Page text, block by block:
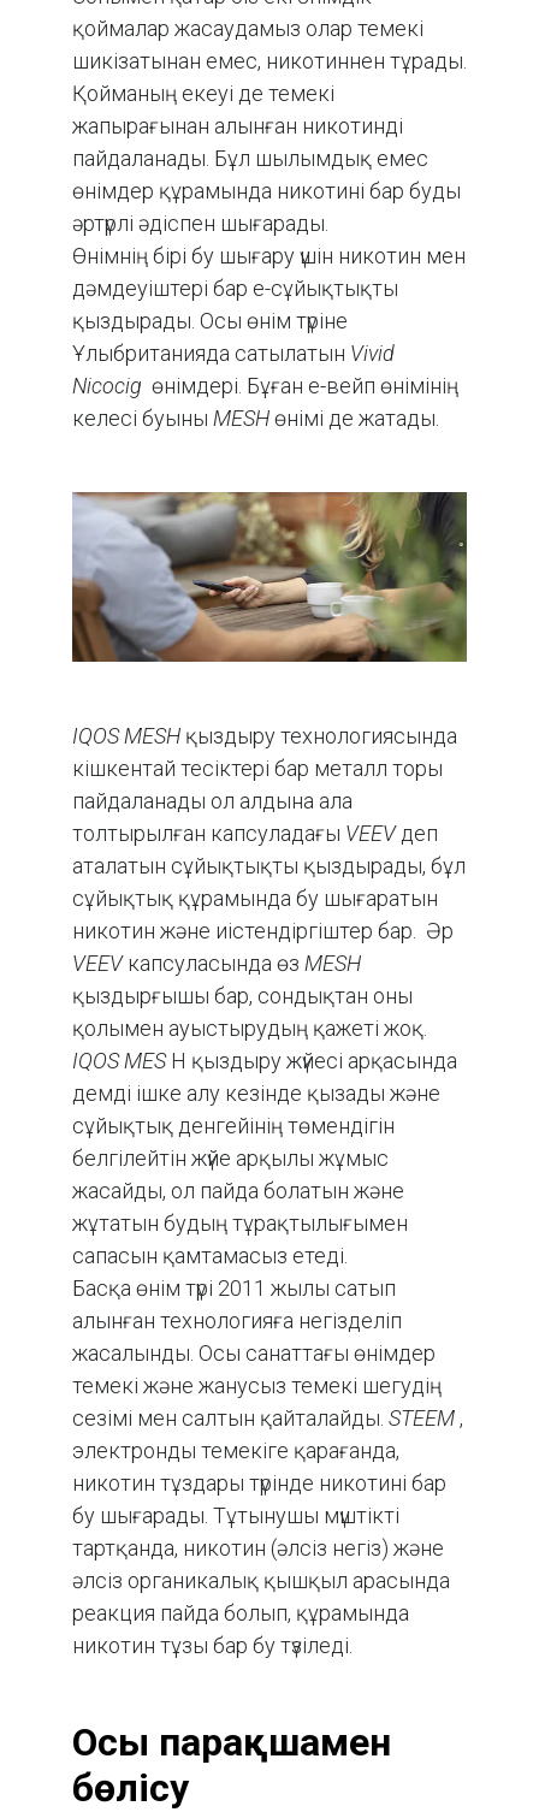
қоймалар жасаудамыз олар темекі
шикізатынан емес, никотиннен тұрады.
Қойманың екеуі де темекі
жапырағынан алынған никотинді
пайдаланады. Бұл шылымдық емес
өнімдер құрамында никотині бар буды
әртүрлі әдіспен шығарады.
Өнімнің бірі бу шығару үшін никотин мен
дәмдеуіштері бар е-сұйықтықты
қыздырады. Осы өнім түріне
Ұлыбританияда сатылатын Vivid
Nicocig өнімдері. Бұған е-вейп өнімінің
келесі буыны MESHөнімі де жатады.
IQOS MESH қыздыру технологиясында
кішкентай тесіктері бар металл торы
пайдаланады ол алдына ала
толтырылған капсуладағы VEEVдеп
аталатын сұйықтықты қыздырады, бұл
сұйықтық құрамында бу шығаратын
никотин және иістендіргіштер бар. Әр
VEEVкапсуласында өз MESH
қыздырғышы бар, сондықтан оны
қолымен ауыстырудың қажеті жоқ.
IQOS MESH қыздыру жүйесі арқасында
демді ішке алу кезінде қызады және
сұйықтық денгейінің төмендігін
белгілейтін жүйе арқылы жұмыс
жасайды, ол пайда болатын және
жұтатын будың тұрақтылығымен
сапасын қамтамасыз етеді.
Басқа өнім түрі 2011 жылы сатып
алынған технологияға негізделіп
жасалынды. Осы санаттағы өнімдер
темекі және жанусыз темекі шегудің
сезімі мен салтын қайталайды. STEEM,
электронды темекіге қарағанда,
никотин тұздары түрінде никотині бар
бу шығарады. Тұтынушы мүштікті
тартқанда, никотин (әлсіз негіз) және
әлсіз органикалық қышқыл арасында
реакция пайда болып, құрамында
никотин тұзы бар бу түзіледі.
Осы парақшамен
бөлісу